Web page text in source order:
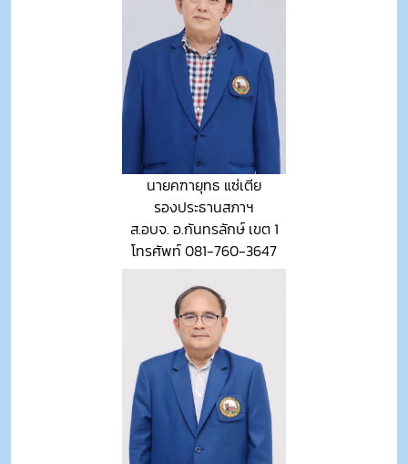
นายคฑายุทธ แซ่เตีย
รองประธานสภาฯ
ส.อบจ. อ.กันทรลักษ์ เขต 1
โทรศัพท์ 081-760-3647